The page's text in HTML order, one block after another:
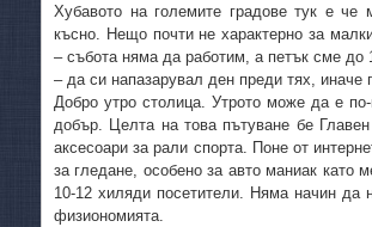
Хубавото на големите градове тук е
късно. Нещо почти не характерно за
– събота няма да работим, а петък сме до
– да си напазарувал ден преди тях, иначе
Добро утро столица. Утрото може да е
добър. Целта на това пътуване бе
аксесоари за рали спорта. Поне от
за гледане, особено за авто маниак като
10-12 хиляди посетители. Няма начин
физиономията.